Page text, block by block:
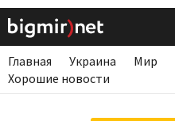
Главная Украина Мир
Хорошие новости